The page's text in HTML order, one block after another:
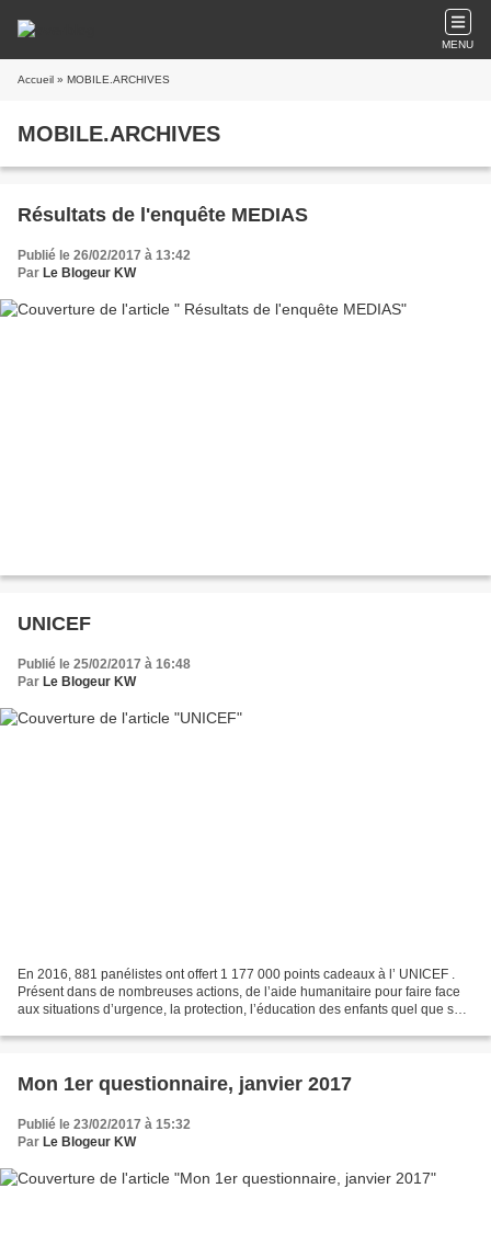
MENU
Accueil » MOBILE.ARCHIVES
MOBILE.ARCHIVES
Résultats de l'enquête MEDIAS
Publié le 26/02/2017 à 13:42
Par Le Blogeur KW
UNICEF
Publié le 25/02/2017 à 16:48
Par Le Blogeur KW
En 2016, 881 panélistes ont offert 1 177 000 points cadeaux à l’ UNICEF .
Présent dans de nombreuses actions, de l’aide humanitaire pour faire face
aux situations d’urgence, la protection, l’éducation des enfants quel que soit
Mon 1er questionnaire, janvier 2017
Publié le 23/02/2017 à 15:32
Par Le Blogeur KW